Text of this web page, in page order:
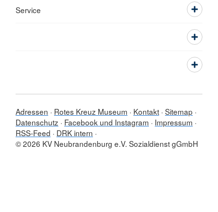
Service
Adressen Rotes Kreuz Museum Kontakt Sitemap
Datenschutz
Facebook und Instagram
Impressum
RSS-Feed
DRK intern
© 2026 KV Neubrandenburg e.V. Sozialdienst gGmbH